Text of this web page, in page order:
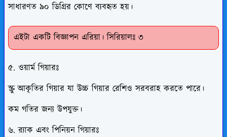
সাধারণত ৯০ ডিগ্রির কোণে ব্যবহৃত হয়।
এইটা একটি বিজ্ঞাপন এরিয়া। সিরিয়ালঃ ৩
৫. ওয়ার্ম গিয়ারঃ
স্ক্রু আকৃতির গিয়ার যা উচ্চ গিয়ার রেশিও সরবরাহ করতে পারে।
কম গতির জন্য উপযুক্ত।
৬. র‌্যাক এবং পিনিয়ন গিয়ারঃ